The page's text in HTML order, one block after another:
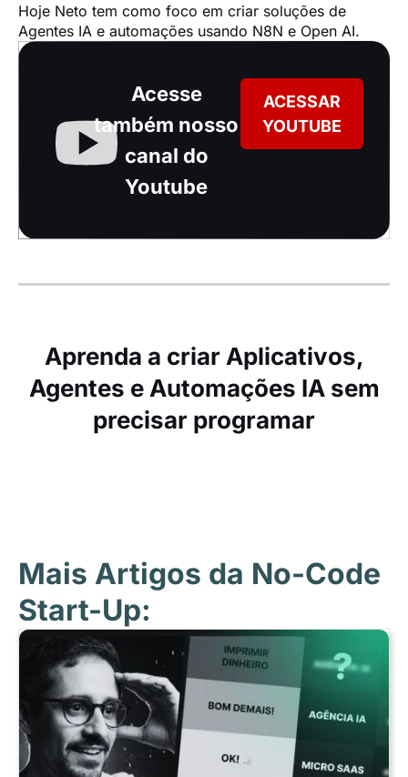
Hoje Neto tem como foco em criar soluções de
Agentes IA e automações usando N8N e Open AI.
Acesse
também nosso
canal do
Youtube
ACESSAR
YOUTUBE
Aprenda a criar Aplicativos,
Agentes e Automações IA sem
precisar programar
Mais Artigos da No-Code
Start-Up: